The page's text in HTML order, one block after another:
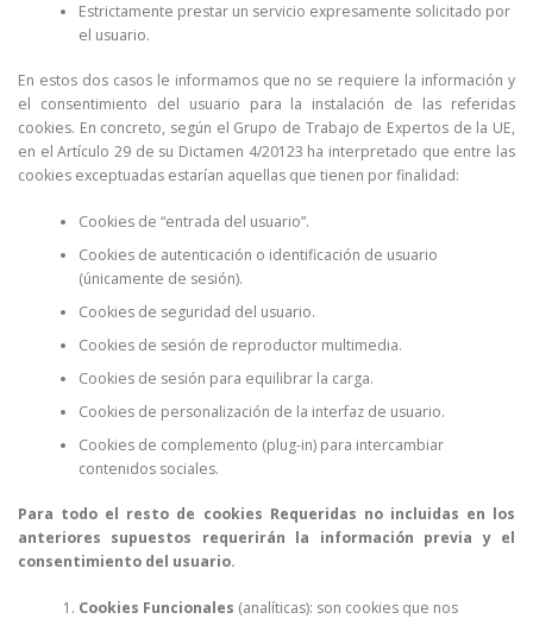
Estrictamente prestar un servicio expresamente solicitado por
el usuario.
En estos dos casos le informamos que no se requiere la información y
el consentimiento del usuario para la instalación de las referidas
cookies. En concreto, según el Grupo de Trabajo de Expertos de la UE,
en el Artículo 29 de su Dictamen 4/20123 ha interpretado que entre las
cookies exceptuadas estarían aquellas que tienen por finalidad:
Cookies de “entrada del usuario”.
Cookies de autenticación o identificación de usuario
(únicamente de sesión).
Cookies de seguridad del usuario.
Cookies de sesión de reproductor multimedia.
Cookies de sesión para equilibrar la carga.
Cookies de personalización de la interfaz de usuario.
Cookies de complemento (plug-in) para intercambiar
contenidos sociales.
Para todo el resto de cookies Requeridas no incluidas en los
anteriores supuestos requerirán la información previa y el
consentimiento del usuario.
Cookies Funcionales (analíticas): son cookies que nos